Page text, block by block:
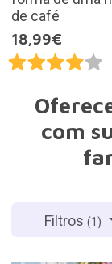
de café
18,99€
com
Filtros(1)